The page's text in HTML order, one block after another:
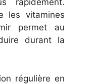
rapidement.
les vitamines
permet au
durant la
régulière en